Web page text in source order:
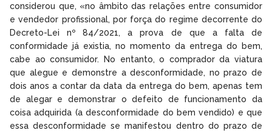
considerou que, «no âmbito das relações entre consumidor
e vendedor profissional, por força do regime decorrente do
Decreto-Lei nº 84/2021, a prova de que a falta de
conformidade já existia, no momento da entrega do bem,
cabe ao consumidor. No entanto, o comprador da viatura
que alegue e demonstre a desconformidade, no prazo de
dois anos a contar da data da entrega do bem, apenas tem
de alegar e demonstrar o defeito de funcionamento da
coisa adquirida (a desconformidade do bem vendido) e que
essa desconformidade se manifestou dentro do prazo de